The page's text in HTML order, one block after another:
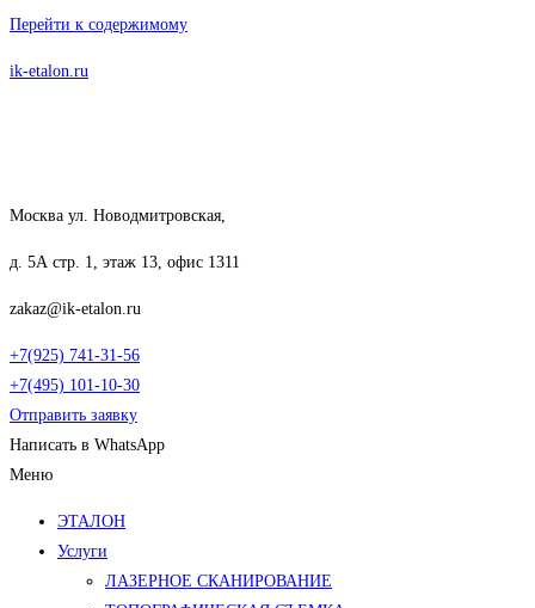
Перейти к содержимому
ik-etalon.ru
Москва ул. Новодмитровская,
д. 5А стр. 1, этаж 13, офис 1311
zakaz@ik-etalon.ru
+7(925) 741-31-56
+7(495) 101-10-30
Отправить заявку
Написать в WhatsApp
Меню
ЭТАЛОН
Услуги
ЛАЗЕРНОЕ СКАНИРОВАНИЕ